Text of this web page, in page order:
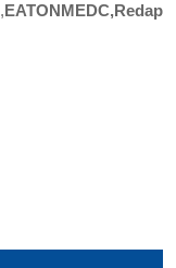
,EATONMEDC,Redap